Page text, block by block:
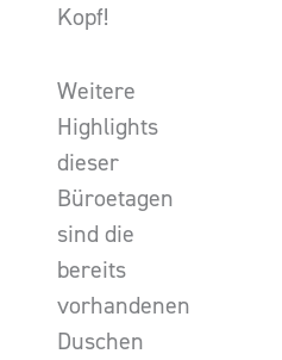
Kopf!
Weitere
Highlights
dieser
Büroetagen
sind die
bereits
vorhandenen
Duschen